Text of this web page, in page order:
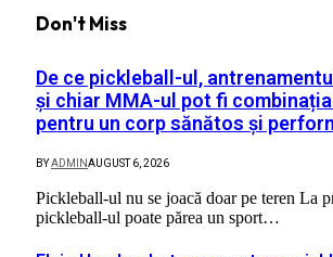
Don't Miss
De ce pickleball-ul,
și chiar MMA-ul pot fi
pentru un corp sănătos și
BYADMINAUGUST 6, 2026
Pickleball-ul nu se joacă doar pe teren La
pickleball-ul poate părea un sport…